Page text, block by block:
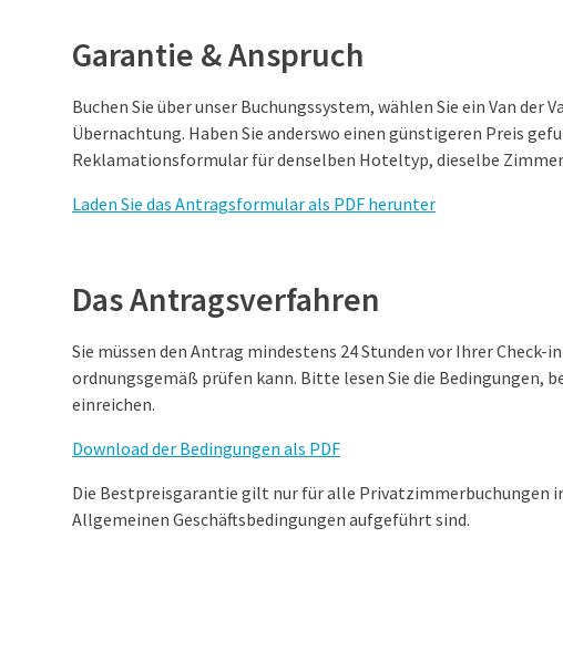
Garantie & Anspruch
Buchen Sie über unser Buchungssystem, wählen Sie ein Van der
Übernachtung. Haben Sie anderswo einen günstigeren Preis
Reklamationsformular für denselben Hoteltyp, dieselbe
Laden Sie das Antragsformular als PDF herunter
Das Antragsverfahren
Sie müssen den Antrag mindestens 24 Stunden vor Ihrer
ordnungsgemäß prüfen kann. Bitte lesen Sie die Bedingungen,
einreichen.
Download der Bedingungen als PDF
Die Bestpreisgarantie gilt nur für alle Privatzimmerbuchungen
Allgemeinen Geschäftsbedingungen aufgeführt sind.